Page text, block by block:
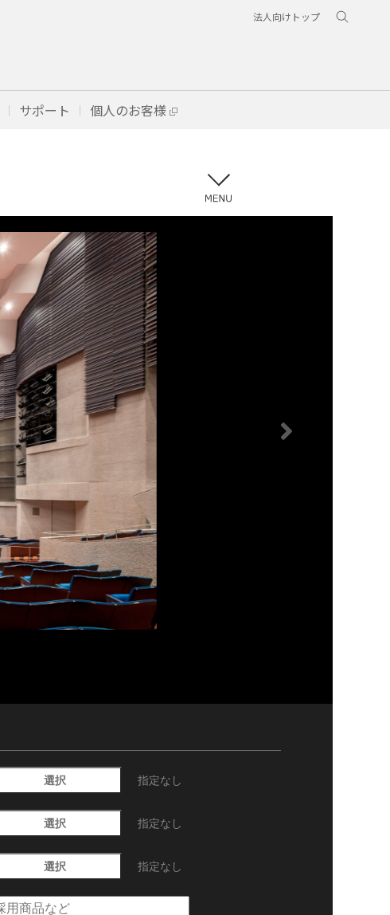
法人向けトップ
サポート 個人のお客様
選択 指定なし
選択 指定なし
選択 指定なし